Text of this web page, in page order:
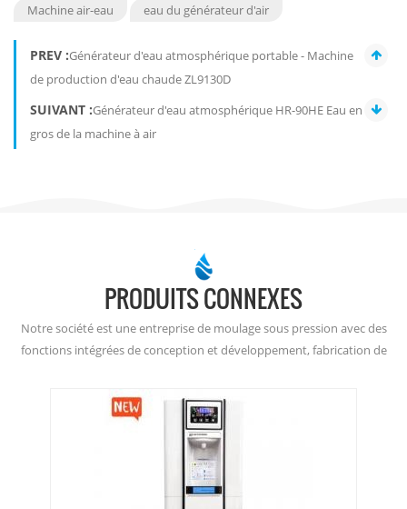
Machine air-eau
eau du générateur d'air
PREV :Générateur d'eau atmosphérique portable - Machine
de production d'eau chaude ZL9130D
SUIVANT :Générateur d'eau atmosphérique HR-90HE Eau en
gros de la machine à air
PRODUITS CONNEXES
Notre société est une entreprise de moulage sous pression avec des
fonctions intégrées de conception et développement, fabrication de